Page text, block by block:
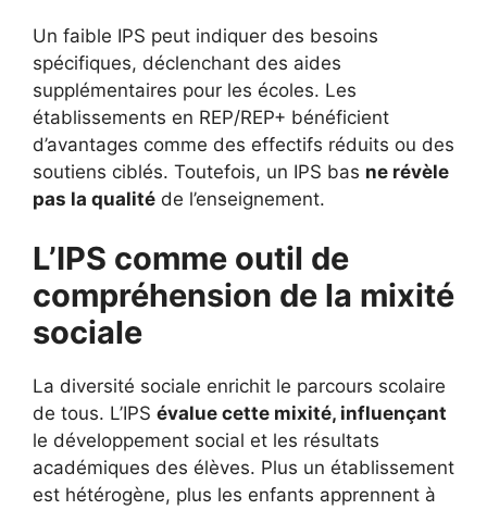
Un faible IPS peut indiquer des besoins
spécifiques, déclenchant des aides
supplémentaires pour les écoles. Les
établissements en REP/REP+ bénéficient
d’avantages comme des effectifs réduits ou des
soutiens ciblés. Toutefois, un IPS bas ne révèle
pas la qualité de l’enseignement.
L’IPS comme outil de
compréhension de la mixité
sociale
La diversité sociale enrichit le parcours scolaire
de tous. L’IPS évalue cette mixité, influençant
le développement social et les résultats
académiques des élèves. Plus un établissement
est hétérogène, plus les enfants apprennent à